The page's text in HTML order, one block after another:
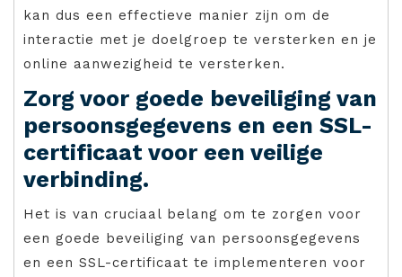
kan dus een effectieve manier zijn om de
interactie met je doelgroep te versterken en je
online aanwezigheid te versterken.
Zorg voor goede beveiliging van
persoonsgegevens en een SSL-
certificaat voor een veilige
verbinding.
Het is van cruciaal belang om te zorgen voor
een goede beveiliging van persoonsgegevens
en een SSL-certificaat te implementeren voor